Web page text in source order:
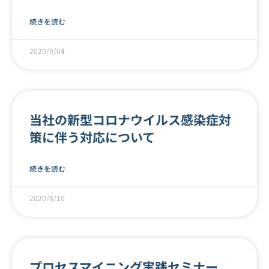
続きを読む
2020/9/04
当社の新型コロナウイルス感染症対
策に伴う対応について
続きを読む
2020/8/10